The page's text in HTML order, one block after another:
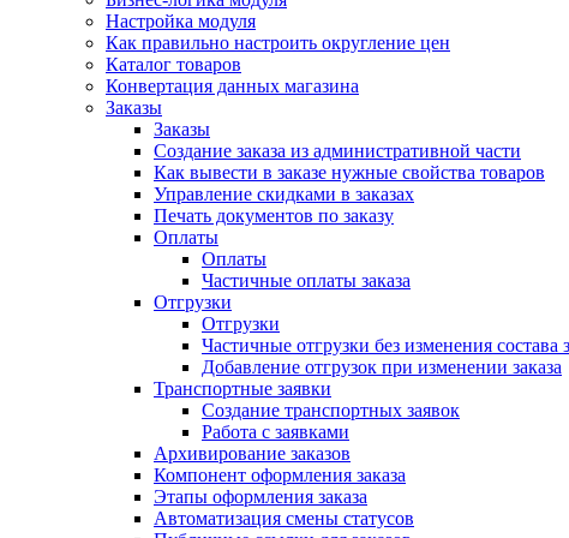
Настройка модуля
Как правильно настроить округление цен
Каталог товаров
Конвертация данных магазина
Заказы
Заказы
Создание заказа из административной части
Как вывести в заказе нужные свойства товаров
Управление скидками в заказах
Печать документов по заказу
Оплаты
Оплаты
Частичные оплаты заказа
Отгрузки
Отгрузки
Частичные отгрузки без изменения состава
Добавление отгрузок при изменении заказа
Транспортные заявки
Создание транспортных заявок
Работа с заявками
Архивирование заказов
Компонент оформления заказа
Этапы оформления заказа
Автоматизация смены статусов